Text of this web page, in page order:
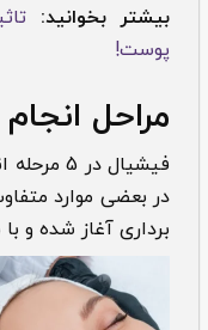
بیشتر بخوانید:
پوست!
مراحل
فیشیال
در بعضی موارد
برداری آغاز شده و